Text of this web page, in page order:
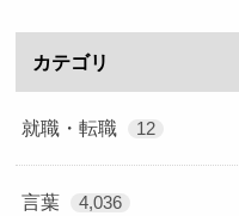
カテゴリ
就職・転職 12
言葉 4,036